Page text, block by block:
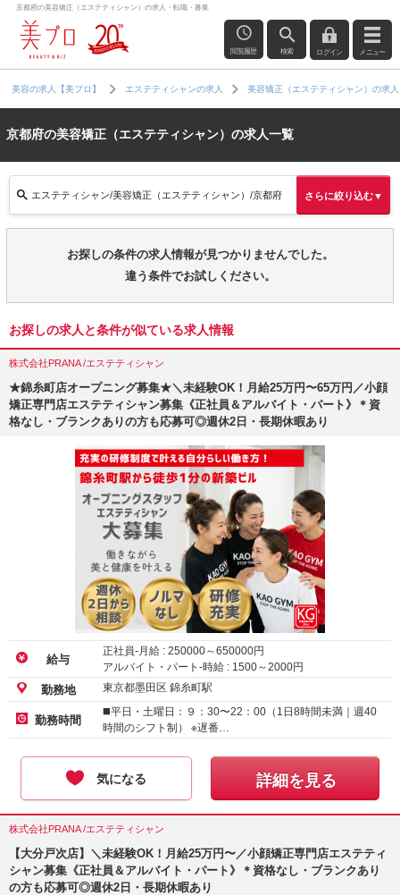
京都府の美容矯正（エステティシャン）の求人・転職・募集
閲覧履歴 検索 ログイン メニュー
美容の求人【美プロ】 エステティシャンの求人 美容矯正（エステティシャン）の求人
京都府の美容矯正（エステティシャン）の求人一覧
エステティシャン/美容矯正（エステティシャン）/京都府 さらに絞り込む▼
お探しの条件の求人情報が見つかりませんでした。
違う条件でお試しください。
お探しの求人と条件が似ている求人情報
株式会社PRANA /エステティシャン
★錦糸町店オープニング募集★＼未経験OK！月給25万円〜65万円／小顔
矯正専門店エステティシャン募集《正社員＆アルバイト・パート》＊資
格なし・ブランクありの方も応募可◎週休2日・長期休暇あり
給与
正社員-月給 : 250000～650000円
アルバイト・パート-時給 : 1500～2000円
勤務地 東京都墨田区 錦糸町駅
勤務時間
◼️平日・土曜日：９：30〜22：00（1日8時間未満｜週40
時間のシフト制） ※遅番…
気になる 詳細を見る
株式会社PRANA /エステティシャン
【大分戸次店】＼未経験OK！月給25万円〜／小顔矯正専門店エステティ
シャン募集《正社員＆アルバイト・パート》＊資格なし・ブランクあり
の方も応募可◎週休2日・長期休暇あり